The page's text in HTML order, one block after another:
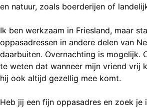
en natuur, zoals boerderijen of
Ik ben werkzaam in Friesland, maar
oppasadressen in andere delen van
daarbuiten. Overnachting is mogelijk.
te weten dat wanneer mijn vriend vrij
hij ook altijd gezellig mee komt.
Heb jij een fijn oppasadres en zoek je